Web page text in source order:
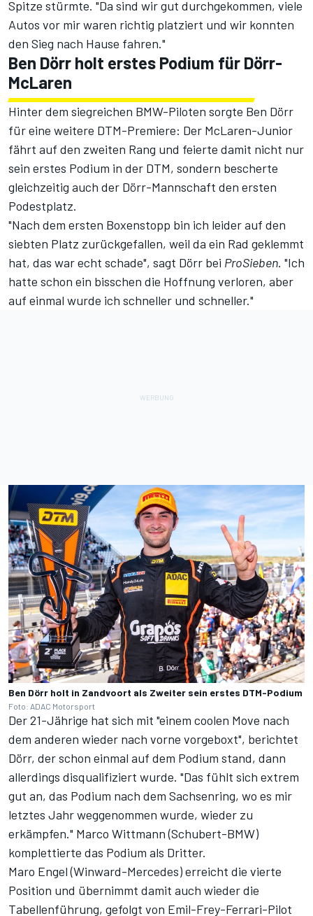
Spitze stürmte. "Da sind wir gut durchgekommen, viele
Autos vor mir waren richtig platziert und wir konnten
den Sieg nach Hause fahren."
Ben Dörr holt erstes Podium für Dörr-
McLaren
Hinter dem siegreichen BMW-Piloten sorgte Ben Dörr
für eine weitere DTM-Premiere: Der McLaren-Junior
fährt auf den zweiten Rang und feierte damit nicht nur
sein erstes Podium in der DTM, sondern bescherte
gleichzeitig auch der Dörr-Mannschaft den ersten
Podestplatz.
"Nach dem ersten Boxenstopp bin ich leider auf den
siebten Platz zurückgefallen, weil da ein Rad geklemmt
hat, das war echt schade", sagt Dörr bei ProSieben. "Ich
hatte schon ein bisschen die Hoffnung verloren, aber
auf einmal wurde ich schneller und schneller."
Ben Dörr holt in Zandvoort als Zweiter sein erstes DTM-Podium
Foto: ADAC Motorsport
Der 21-Jährige hat sich mit "einem coolen Move nach
dem anderen wieder nach vorne vorgeboxt", berichtet
Dörr, der schon einmal auf dem Podium stand, dann
allerdings disqualifiziert wurde. "Das fühlt sich extrem
gut an, das Podium nach dem Sachsenring, wo es mir
letztes Jahr weggenommen wurde, wieder zu
erkämpfen." Marco Wittmann (Schubert-BMW)
komplettierte das Podium als Dritter.
Maro Engel (Winward-Mercedes) erreicht die vierte
Position und übernimmt damit auch wieder die
Tabellenführung, gefolgt von Emil-Frey-Ferrari-Pilot